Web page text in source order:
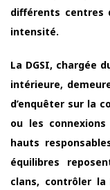
différents centres
intensité.
La DGSI, chargée
intérieure,
d’enquêter sur la
ou les
hauts
équilibres
clans, contrôler